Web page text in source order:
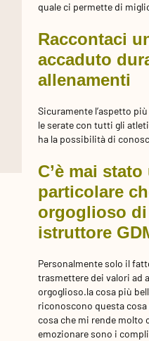
quale ci permette di
Raccontaci
accaduto
allenamenti
Sicuramente l’aspetto
le serate con tutti gli
ha la possibilità di
C’è mai
particolare
orgoglioso di
istruttore
Personalmente solo il
trasmettere dei valori ad
orgoglioso.la cosa più
riconoscono questa
cosa che mi rende molto
emozionare sono i